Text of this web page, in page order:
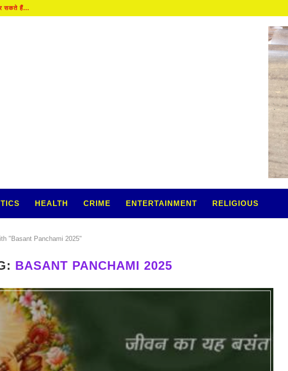
भूतों से कितने अलग हैं, गरुड़...
HEALTH CRIME ENTERTAINMENT RELIGIOUS
"Basant Panchami 2025"
BASANT PANCHAMI 2025